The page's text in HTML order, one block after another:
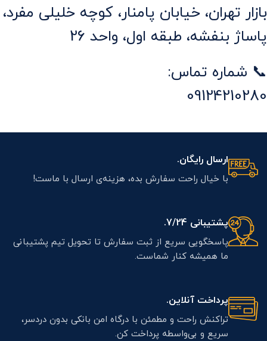
بازار تهران، خیابان پامنار، کوچه خلیلی مفرد،
پاساژ بنفشه، طبقه اول، واحد 26
📞 شماره تماس:
09124210280
ارسال رایگان.
با خیال راحت سفارش بده، هزینه‌ی ارسال با ماست!
پشتیبانی 7/24.
پاسخگویی سریع از ثبت سفارش تا تحویل تیم پشتیبانی
ما همیشه کنار شماست.
پرداخت آنلاین.
تراکنش راحت و مطمئن با درگاه امن بانکی بدون دردسر،
سریع و بی‌واسطه پرداخت کن.